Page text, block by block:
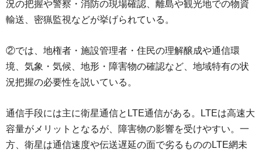
況の把握や警察・消防の現場確認、離島や観光地での物資
輸送、密猟監視などが挙げられている。
②では、地権者・施設管理者・住民の理解醸成や通信環
境、気象・気候、地形・障害物の確認など、地域特有の状
況把握の必要性を説いている。
通信手段には主に衛星通信とLTE通信がある。LTEは高速大
容量がメリットとなるが、障害物の影響を受けやすい。一
方、衛星は通信速度や伝送遅延の面で劣るもののLTE網未